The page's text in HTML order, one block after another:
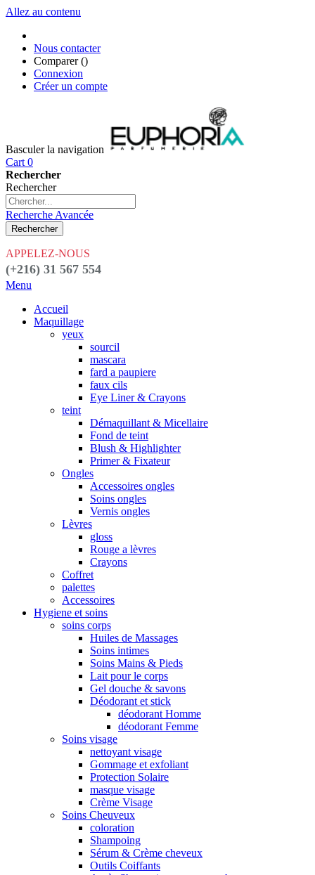
Allez au contenu
Nous contacter
Comparer ()
Connexion
Créer un compte
Basculer la navigation
Cart 0
Rechercher
Rechercher
Recherche Avancée
Rechercher
APPELEZ-NOUS
(+216) 31 567 554
Menu
Accueil
Maquillage
yeux
sourcil
mascara
fard a paupiere
faux cils
Eye Liner & Crayons
teint
Démaquillant & Micellaire
Fond de teint
Blush & Highlighter
Primer & Fixateur
Ongles
Accessoires ongles
Soins ongles
Vernis ongles
Lèvres
gloss
Rouge a lèvres
Crayons
Coffret
palettes
Accessoires
Hygiene et soins
soins corps
Huiles de Massages
Soins intimes
Soins Mains & Pieds
Lait pour le corps
Gel douche & savons
Déodorant et stick
déodorant Homme
déodorant Femme
Soins visage
nettoyant visage
Gommage et exfoliant
Protection Solaire
masque visage
Crème Visage
Soins Cheuveux
coloration
Shampoing
Sérum & Crème cheveux
Outils Coiffants